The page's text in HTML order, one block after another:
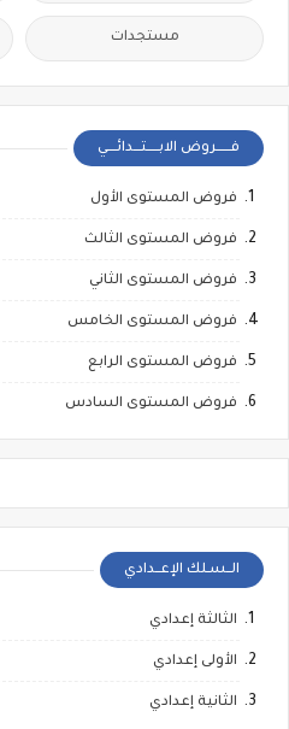
مستجدات
فــــــروض الابـــــتـــدائــــي
فروض المستوى الأول
فروض المستوى الثالث
فروض المستوى الثاني
فروض المستوى الخامس
فروض المستوى الرابع
فروض المستوى السادس
الــسـلك الإعــدادي
الثالثة إعدادي
الأولى إعدادي
الثانية إعدادي